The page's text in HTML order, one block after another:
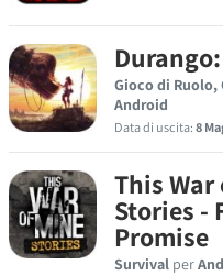
Gioco di
Android
Data di uscita:8
This War
Stories -
Promise
Survival per